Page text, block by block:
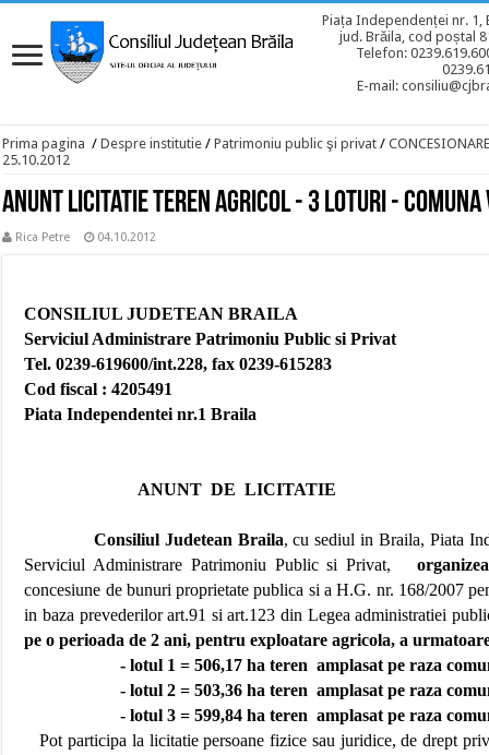
Piața Independenței nr. 1,
jud. Brăila, cod poștal
Telefon:
E-mail:
Prima pagina / Despre institutie / Patrimoniu public şi privat /
25.10.2012
Anunt licitatie teren agricol - 3 loturi - comuna
Rica Petre 04.10.2012
CONSILIUL JUDETEAN BRAILA
Serviciul Administrare Patrimoniu Public si Privat
Tel. 0239-619600/int.228, fax 0239-615283
Cod fiscal : 4205491
Piata Independentei nr.1 Braila
ANUNT DE LICITATIE
Consiliul Judetean Braila, cu sediul in Braila, Piata
Serviciul Administrare Patrimoniu Public si Privat,
concesiune de bunuri proprietate publica si a H.G. nr. 168/2007
in baza prevederilor art.91 si art.123 din Legea administratiei
pe o perioada de 2 ani, pentru exploatare agricola, a
- lotul 1 = 506,17 ha teren amplasat pe raza
- lotul 2 = 503,36 ha teren amplasat pe raza
- lotul 3 = 599,84 ha teren amplasat pe raza
Pot participa la licitatie persoane fizice sau juridice, de drept